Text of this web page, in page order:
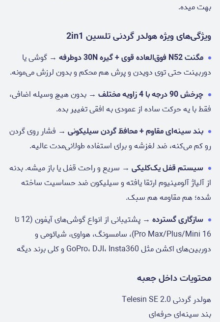
بهت میده.
ویژگی‌های ویژه هولدر گردنی تلسین 2in1
مگنت N52 فوق‌العاده قوی + گیره 30N دوطرفه
→ گوشی یا
دوربینت حتی توی دویدن و پرش هم محکم و بدون لرزش می‌مونه.
چرخش 90 درجه با 4 زاویه مختلف
→ بدون هیچ وسیله اضافی،
فقط با یه حرکت ساده از عمودی به افقی تغییر بده.
بند سینه‌ای مقاوم + محافظ گردن سیلیکونی→ فشار روی گردن
رو کم می‌کنه، ضد لغزشه و برای استفاده طولانی‌مدت عالیه.
سیستم قفل یک‌کلیکی→ سریع و راحت قفل یا باز میشه. بدنه
از آلیاژ آلومینیوم ارتقا یافته و سیلیکون ضد حساسیت ساخته
شده؛ هم مقاومه هم سبک.
سازگاری گسترده
→ پشتیبانی از انواع گوشی‌های آیفون (12 تا
16 Pro Max/Plus/Mini)، سامسونگ، هواوی، شیائومی و
دوربین‌های اکشن مثل GoPro، DJI، Insta360 و کلی برند دیگه
محتویات داخل جعبه
هولدر گردنی Telesin SE 2.0
بند سینه‌ای حرفه‌ای